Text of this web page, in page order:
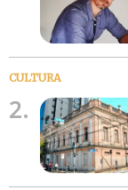
CULTURA
2.